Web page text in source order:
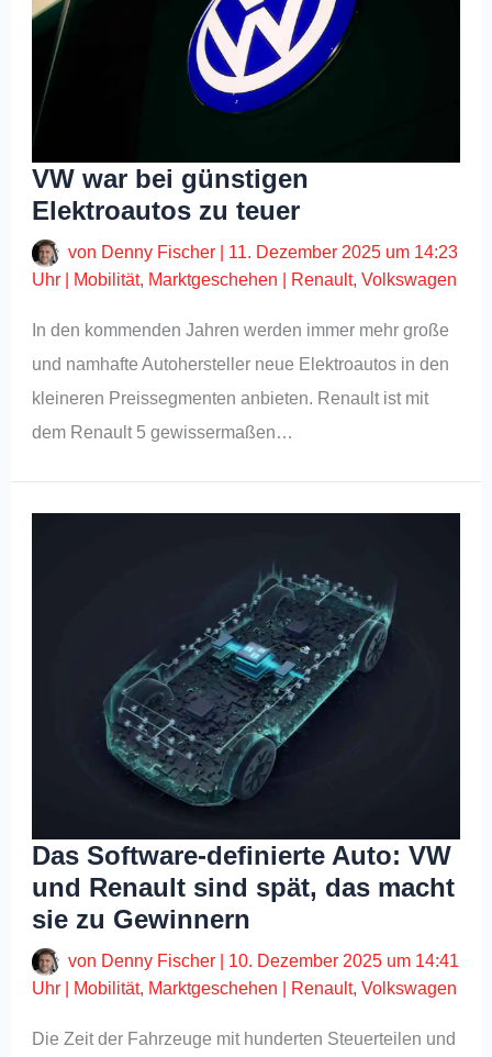
VW war bei günstigen
Elektroautos zu teuer
von Denny Fischer
11. Dezember 2025 um 14:23
Uhr
Mobilität, Marktgeschehen Renault,Volkswagen
In den kommenden Jahren werden immer mehr große
und namhafte Autohersteller neue Elektroautos in den
kleineren Preissegmenten anbieten. Renault ist mit
dem Renault 5 gewissermaßen…
Das Software-definierte Auto: VW
und Renault sind spät, das macht
sie zu Gewinnern
von Denny Fischer
10. Dezember 2025 um 14:41
Uhr
Mobilität, Marktgeschehen Renault,Volkswagen
Die Zeit der Fahrzeuge mit hunderten Steuerteilen und